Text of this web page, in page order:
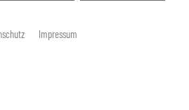
Impressum